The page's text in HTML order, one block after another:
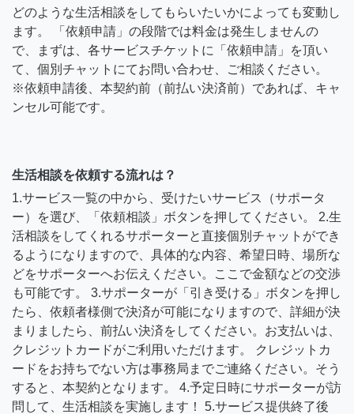
どのような生活相談をしてもらいたいかによっても変動し
ます。 「依頼申請」の段階では料金は発生しませんの
で、まずは、各サービスチケットに「依頼申請」を頂い
て、個別チャットにてお問い合わせ、ご相談ください。
※依頼申請後、本契約前（前払い決済前）であれば、キャ
ンセル可能です。
生活相談を依頼する流れは？
1.サービス一覧の中から、受けたいサービス（サポータ
ー）を選び、「依頼相談」ボタンを押してください。 2.生
活相談をしてくれるサポーターと直接個別チャットができ
るようになりますので、具体的な内容、希望日時、場所な
どをサポーターへお伝えください。ここで金額などの交渉
も可能です。 3.サポーターが「引き受ける」ボタンを押し
たら、依頼者様側で決済が可能になりますので、詳細が決
まりましたら、前払い決済をしてください。お支払いは、
クレジットカードがご利用いただけます。 クレジットカ
ードをお持ちでない方は事務局までご連絡ください。そう
すると、本契約となります。 4.予定日時にサポーターが訪
問して、生活相談を実施します！ 5.サービス提供終了後